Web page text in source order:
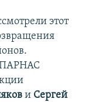
этот
ПАРНАС
и Сергей